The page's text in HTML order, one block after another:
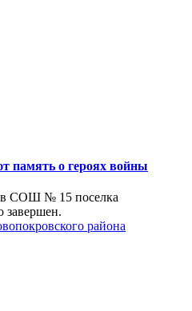
память о героях войны
в СОШ № 15 поселка
завершен.
района